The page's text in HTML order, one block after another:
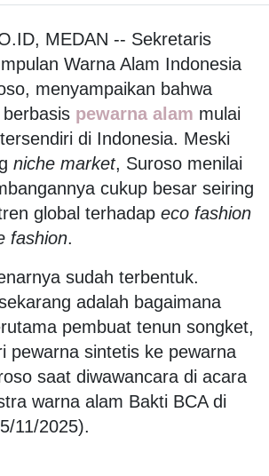
MEDAN -- Sekretaris
Warna Alam Indonesia
menyampaikan bahwa
berbasis pewarna alam mulai
di Indonesia. Meski
niche market, Suroso menilai
cukup besar seiring
global terhadap eco fashion
fashion.
sudah terbentuk.
adalah bagaimana
pembuat tenun songket,
pewarna sintetis ke pewarna
saat diwawancara di acara
warna alam Bakti BCA di
11/2025).